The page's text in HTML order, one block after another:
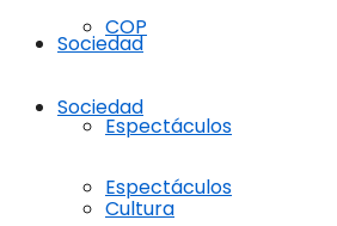
Sociedad
Espectáculos
Cultura
COP
Sociedad
Espectáculos